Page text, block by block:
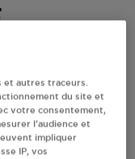
de gaz
et autres traceurs.
du site et
votre consentement,
l’audience et
impliquer
IP, vos